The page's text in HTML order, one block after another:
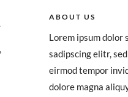
ABOUT US
Lorem ipsum dolor
sadipscing elitr,
eirmod tempor
dolore magna